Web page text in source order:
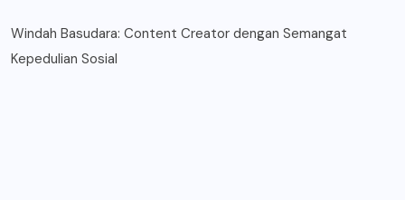
Windah Basudara: Content Creator dengan Semangat
Kepedulian Sosial